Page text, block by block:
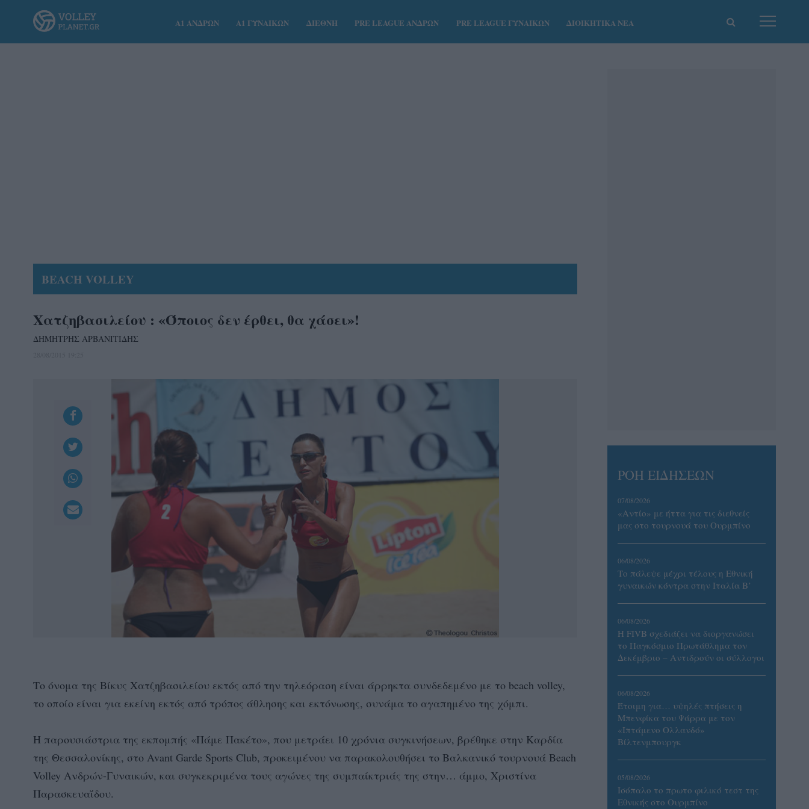
Α1 ΑΝΔΡΩΝ Α1 ΓΥΝΑΙΚΩΝ ΔΙΕΘΝΗ PRE LEAGUE ΑΝΔΡΩΝ PRE LEAGUE ΓΥΝΑΙΚΩΝ ΔΙΟΙΚΗΤΙΚΑ ΝΕΑ
BEACH VOLLEY
Χατζηβασιλείου : «Όποιος δεν έρθει, θα χάσει»!
ΔΗΜΗΤΡΗΣ ΑΡΒΑΝΙΤΙΔΗΣ
Το όνομα της Βίκυς Χατζηβασιλείου εκτός από την τηλεόραση είναι άρρηκτα συνδεδεμένο με το beach volley,
το οποίο είναι για εκείνη εκτός από τρόπος άθλησης και εκτόνωσης, συνάμα το αγαπημένο της χόμπι.
Η παρουσιάστρια της εκπομπής «Πάμε Πακέτο», που μετράει 10 χρόνια συγκινήσεων, βρέθηκε στην Καρδία
της Θεσσαλονίκης, στο Avant Garde Sports Club, προκειμένου να παρακολουθήσει το Βαλκανικό τουρνουά Beach
Volley Ανδρών-Γυναικών, και συγκεκριμένα τους αγώνες της συμπαίκτριάς της στην… άμμο, Χριστίνα
Παρασκευαΐδου.
ΡΟΗ ΕΙΔΗΣΕΩΝ
07/08/2026
«Αντίο» με ήττα για τις διεθνείς
μας στο τουρνουά του Ουρμπίνο
06/08/2026
Το πάλεψε μέχρι τέλους η Εθνική
γυναικών κόντρα στην Ιταλία Β’
06/08/2026
Η FIVB σχεδιάζει να διοργανώσει
το Παγκόσμιο Πρωτάθλημα τον
Δεκέμβριο – Αντιδρούν οι σύλλογοι
06/08/2026
Έτοιμη για… υψηλές πτήσεις η
Μπενφίκα του Ψάρρα με τον
«Ιπτάμενο Ολλανδό»
Βίλτενμπουργκ
05/08/2026
Ισόπαλο το πρωτο φιλικό τεστ της
Εθνικής στο Ουρμπίνο